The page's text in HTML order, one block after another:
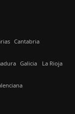
Cantabria
Galicia La Rioja